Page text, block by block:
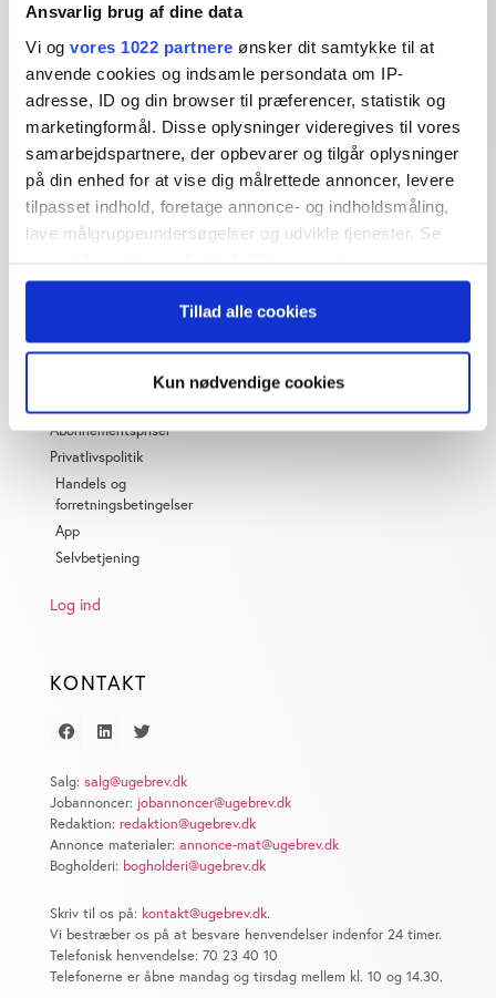
Ansvarlig brug af dine data
Vi og vores 1022 partnere ønsker dit samtykke til at
anvende cookies og indsamle persondata om IP-
adresse, ID og din browser til præferencer, statistik og
marketingformål. Disse oplysninger videregives til vores
samarbejdspartnere, der opbevarer og tilgår oplysninger
på din enhed for at vise dig målrettede annoncer, levere
tilpasset indhold, foretage annonce- og indholdsmåling,
lave målgruppeundersøgelser og udvikle tjenester. Se
persondatapolitik. Du kan altid trække dit samtykke
tilbage eller ændre indstillinger fra vores
"Cookiedeklaration", eller ved at trykke på "Privacy
Hvis du tillader det, vil vi også gerne:
Indsamle præcise oplysninger om din placering,
der kan være nøjagtig inden for få meter
Identificere din enhed baseret på en scanning af
dens unikke karakteristika (fingerprinting)
Dine valg anvendes på hele websitet.
Vi bruger cookies til at tilpasse vores indhold og
din brug af vores website med vores partnere inden for
sociale medier, annonceringspartnere og
analysepartnere. Vores partnere kan kombinere disse
data med andre oplysninger, du har givet dem, eller som
de har indsamlet fra din brug af deres tjenester. Du
samtykker til vores cookies, hvis du fortsætter med at
anvende vores hjemmeside.
Tillad alle cookies
Kun nødvendige cookies
Dybdegående og original
journalistik siden 1994
Økonomisk Ugebrev har i mere end 25 år leveret indsigtsfuld
og dagsordensættende journalistik og analyser til læserne og
den brede offentlighed.
Vi tager ansvar for vores indhold og er tilmeldt:
OM ØU
Abonnementspriser
Privatlivspolitik
Handels og
forretningsbetingelser
App
Selvbetjening
Log ind
KONTAKT
Salg: salg@ugebrev.dk
Jobannoncer: jobannoncer@ugebrev.dk
Redaktion: redaktion@ugebrev.dk
Annonce materialer: annonce-mat@ugebrev.dk
Bogholderi: bogholderi@ugebrev.dk
Skriv til os på: kontakt@ugebrev.dk.
Vi bestræber os på at besvare henvendelser indenfor 24 timer.
Telefonisk henvendelse: 70 23 40 10
Telefonerne er åbne mandag og tirsdag mellem kl. 10 og 14.30.